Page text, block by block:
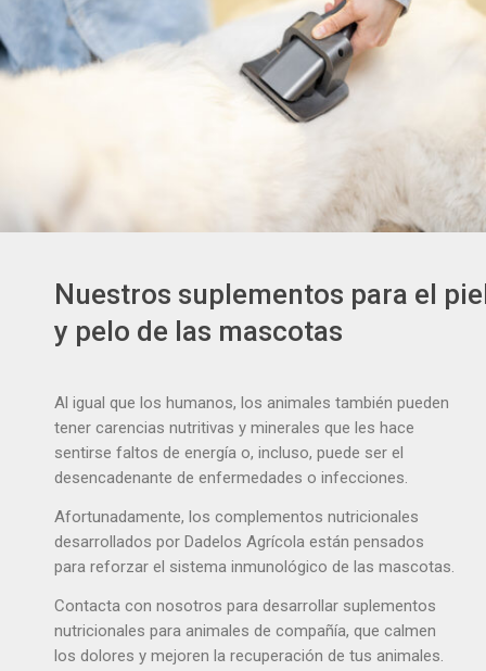
Nuestros suplementos para el
y pelo de las mascotas
Al igual que los humanos, los animales también pueden
tener carencias nutritivas y minerales que les hace
sentirse faltos de energía o, incluso, puede ser el
desencadenante de enfermedades o infecciones.
Afortunadamente, los complementos nutricionales
desarrollados por Dadelos Agrícola están pensados
para reforzar el sistema inmunológico de las mascotas.
Contacta con nosotros para desarrollar suplementos
nutricionales para animales de compañía, que calmen
los dolores y mejoren la recuperación de tus animales.